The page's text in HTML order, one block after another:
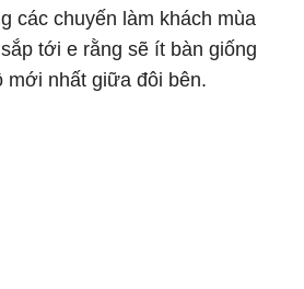
các chuyến làm khách mùa
tới e rằng sẽ ít bàn giống
mới nhất giữa đôi bên.